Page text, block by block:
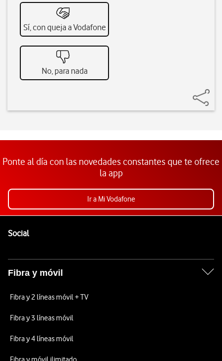
Sí, con queja a Vodafone
No, para nada
Ponte al día con las novedades constantes que te ofrece
la app
Ir a Mi Vodafone
SocialEnlaces a las redes sociales de Vodafone
Fibra y móvil
Fibra y 2 líneas móvil + TV
Fibra y 3 líneas móvil
Fibra y 4 líneas móvil